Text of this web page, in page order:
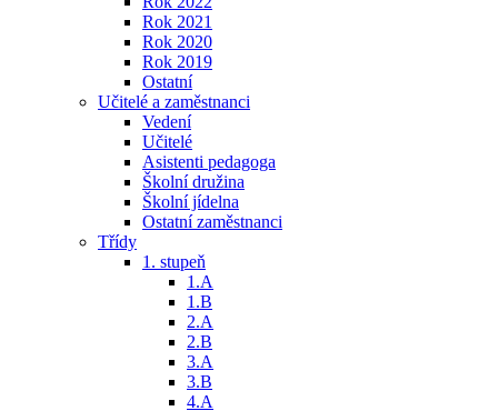
Rok 2021
Rok 2020
Rok 2019
Ostatní
Učitelé a zaměstnanci
Vedení
Učitelé
Asistenti pedagoga
Školní družina
Školní jídelna
Ostatní zaměstnanci
Třídy
1. stupeň
1.A
1.B
2.A
2.B
3.A
3.B
4.A